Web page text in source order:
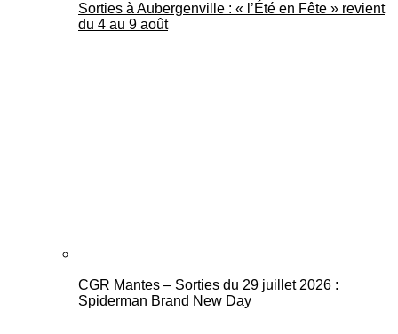
Sorties à Aubergenville : « l’Été en Fête » revient
du 4 au 9 août
CGR Mantes – Sorties du 29 juillet 2026 :
Spiderman Brand New Day